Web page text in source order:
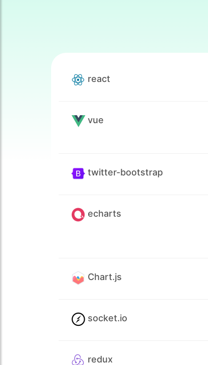
react
vue
twitter-bootstrap
echarts
Chart.js
socket.io
redux